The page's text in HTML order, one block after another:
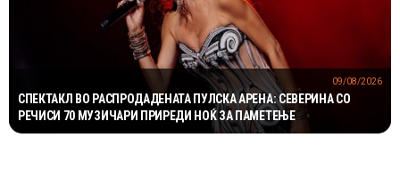
СПЕКТАКЛ ВО РАСПРОДАДЕНАТА ПУЛСКА АРЕНА: СЕВЕРИНА СО
РЕЧИСИ 70 МУЗИЧАРИ ПРИРЕДИ НОЌ ЗА ПАМЕТЕЊЕ
09/08/2026